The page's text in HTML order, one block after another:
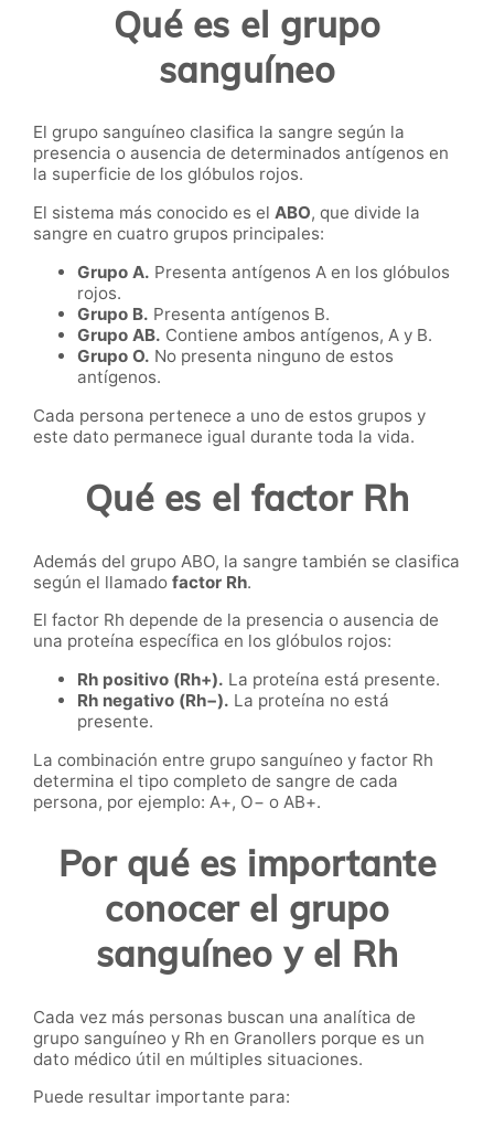
Qué es el grupo
sanguíneo
El grupo sanguíneo clasifica la sangre según la
presencia o ausencia de determinados antígenos en
la superficie de los glóbulos rojos.
El sistema más conocido es el ABO, que divide la
sangre en cuatro grupos principales:
Grupo A. Presenta antígenos A en los glóbulos
rojos.
Grupo B. Presenta antígenos B.
Grupo AB. Contiene ambos antígenos, A y B.
Grupo O. No presenta ninguno de estos
antígenos.
Cada persona pertenece a uno de estos grupos y
este dato permanece igual durante toda la vida.
Qué es el factor Rh
Además del grupo ABO, la sangre también se clasifica
según el llamado factor Rh.
El factor Rh depende de la presencia o ausencia de
una proteína específica en los glóbulos rojos:
Rh positivo (Rh+). La proteína está presente.
Rh negativo (Rh−). La proteína no está
presente.
La combinación entre grupo sanguíneo y factor Rh
determina el tipo completo de sangre de cada
persona, por ejemplo: A+, O− o AB+.
Por qué es importante
conocer el grupo
sanguíneo y el Rh
Cada vez más personas buscan una analítica de
grupo sanguíneo y Rh en Granollers porque es un
dato médico útil en múltiples situaciones.
Puede resultar importante para: